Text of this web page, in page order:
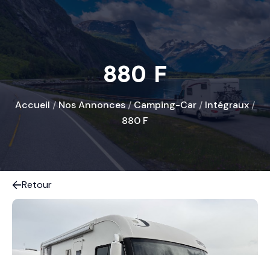
880 F
Accueil /Nos Annonces/Camping-Car / Intégraux/
880 F
Retour